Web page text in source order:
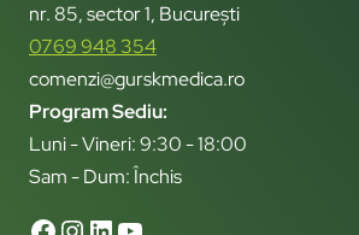
nr. 85, sector 1, București
0769 948 354
comenzi@gurskmedica.ro
Program Sediu:
Luni - Vineri: 9:30 - 18:00
Sam - Dum: Închis